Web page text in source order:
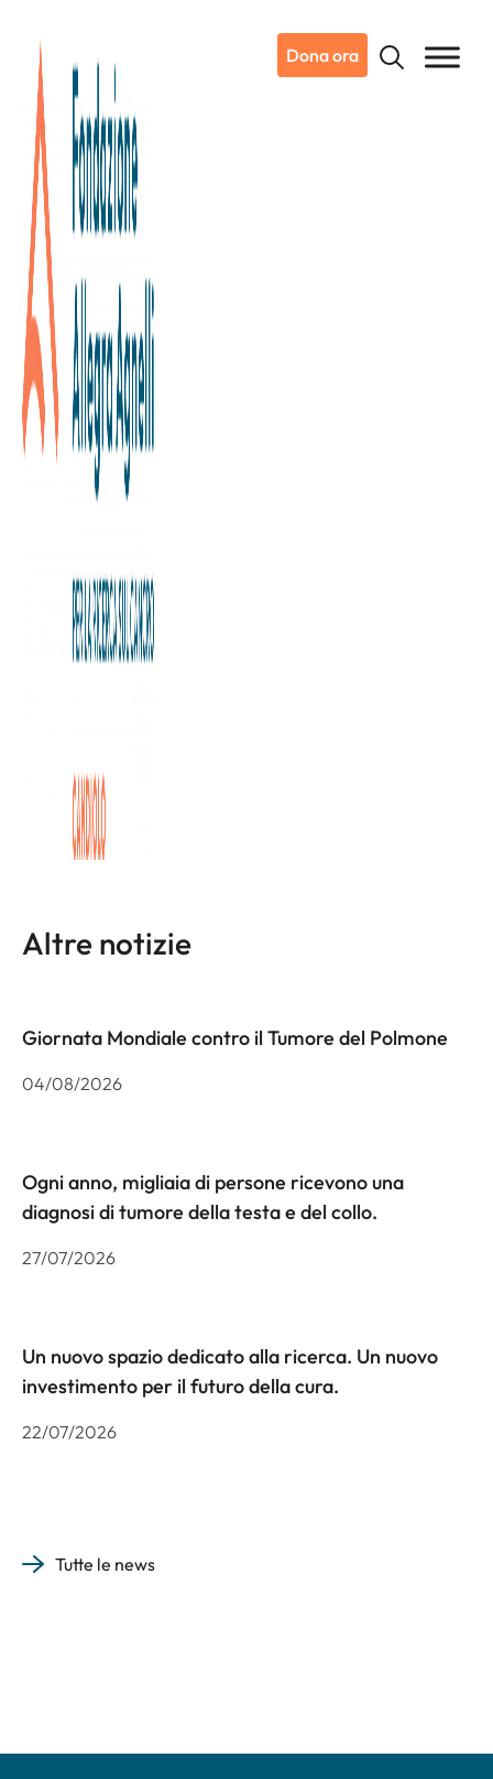
Dona ora
23/02/2014
Notizie da Candiolo
Attivo servizio prenotazione on-
line delle prestazioni sanitarie in
SSN e Libera Professione
presso l’Istituto di Candiolo.
Una volta compilato il modulo sarete richiamati dal nostro
CUP entro un giorno lavorativo.
Altre notizie
Giornata Mondiale contro il Tumore del Polmone
04/08/2026
Ogni anno, migliaia di persone ricevono una
diagnosi di tumore della testa e del collo.
27/07/2026
Un nuovo spazio dedicato alla ricerca. Un nuovo
investimento per il futuro della cura.
22/07/2026
Tutte le news